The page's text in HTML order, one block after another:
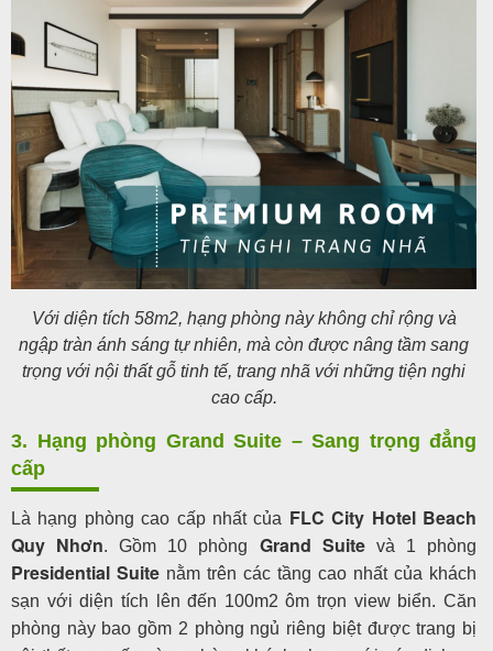
Với diện tích 58m2, hạng phòng này không chỉ rộng và
ngập tràn ánh sáng tự nhiên, mà còn được nâng tầm sang
trọng với nội thất gỗ tinh tế, trang nhã với những tiện nghi
cao cấp.
3. Hạng phòng Grand Suite – Sang trọng đẳng
cấp
Là hạng phòng cao cấp nhất của FLC City Hotel Beach
Quy Nhơn. Gồm 10 phòng Grand Suitevà 1 phòng
Presidential Suite nằm trên các tầng cao nhất của khách
sạn với diện tích lên đến 100m2 ôm trọn view biển. Căn
phòng này bao gồm 2 phòng ngủ riêng biệt được trang bị